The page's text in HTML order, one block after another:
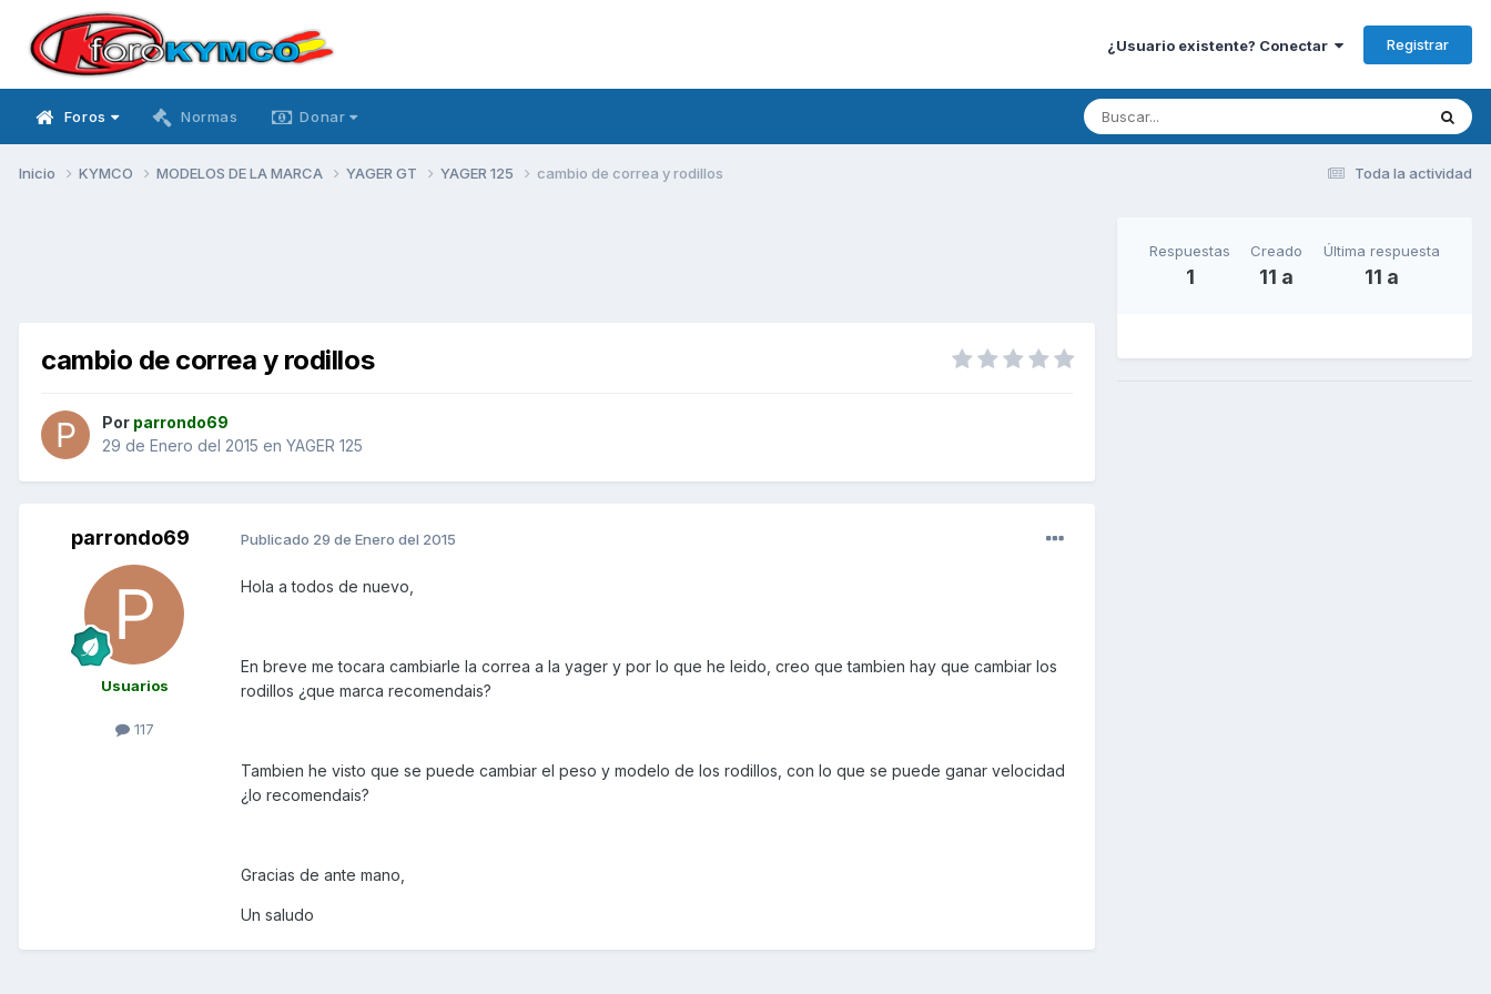
¿Usuario existente? Conectar Registrar
Foros Normas Donar
Toda la actividad
Inicio KYMCO MODELOS DE LA MARCA YAGER GT YAGER 125 cambio de correa y rodillos
cambio de correa y rodillos
Por parrondo69
29 de Enero del 2015 en YAGER 125
parrondo69
Usuarios
117
Publicado 29 de Enero del 2015
Hola a todos de nuevo,
En breve me tocara cambiarle la correa a la yager y por lo que he leido, creo que tambien hay que cambiar los
rodillos ¿que marca recomendais?
Tambien he visto que se puede cambiar el peso y modelo de los rodillos, con lo que se puede ganar velocidad
¿lo recomendais?
Gracias de ante mano,
Un saludo
Respuestas
1
Creado
11 a
Última respuesta
11 a